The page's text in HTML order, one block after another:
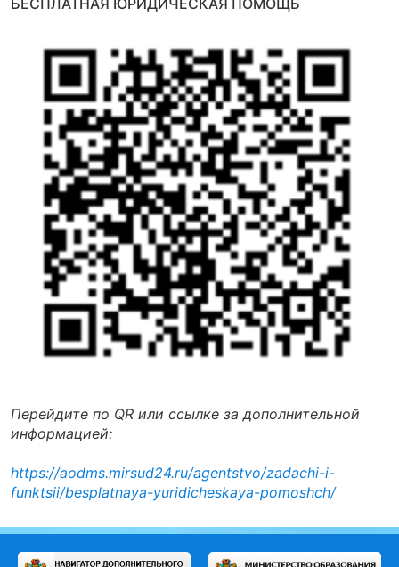
БЕСПЛАТНАЯ ЮРИДИЧЕСКАЯ ПОМОЩЬ
Перейдите по QR или ссылке за дополнительной
информацией:
https://aodms.mirsud24.ru/agentstvo/zadachi-i-
funktsii/besplatnaya-yuridicheskaya-pomoshch/